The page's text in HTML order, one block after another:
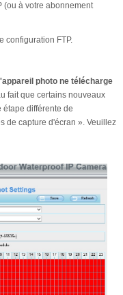
(ou à votre abonnement
configuration FTP.
photo ne télécharge
fait que certains nouveaux
étape différente de
de capture d'écran ». Veuillez